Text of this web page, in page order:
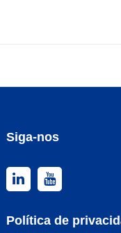
Siga-nos
Política de